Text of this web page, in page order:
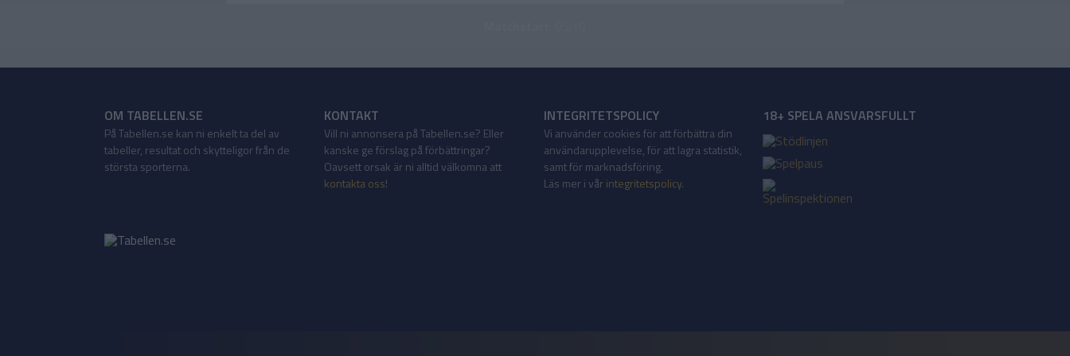
OM TABELLEN.SE
På Tabellen.se kan ni enkelt ta del av
tabeller, resultat och skytteligor från de
största sporterna.
KONTAKT
Vill ni annonsera på Tabellen.se? Eller
kanske ge förslag på förbättringar?
Oavsett orsak är ni alltid välkomna att
kontakta oss!
INTEGRITETSPOLICY
Vi använder cookies för att förbättra din
användarupplevelse, för att lagra statistik,
samt för marknadsföring.
Läs mer i vår integritetspolicy.
18+ SPELA ANSVARSFULLT